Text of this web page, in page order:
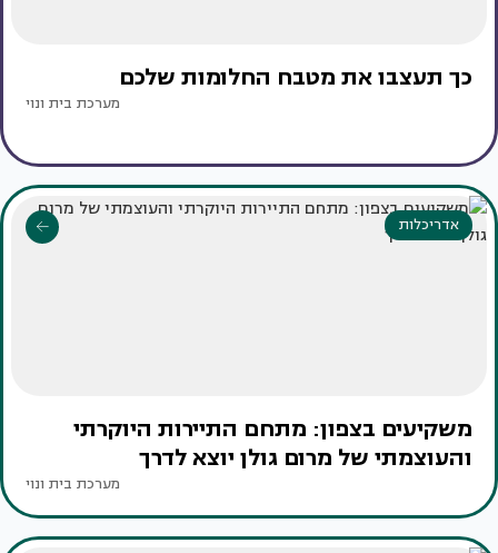
כך תעצבו את מטבח החלומות שלכם
מערכת בית ונוי
אדריכלות
משקיעים בצפון: מתחם התיירות היוקרתי
והעוצמתי של מרום גולן יוצא לדרך
מערכת בית ונוי